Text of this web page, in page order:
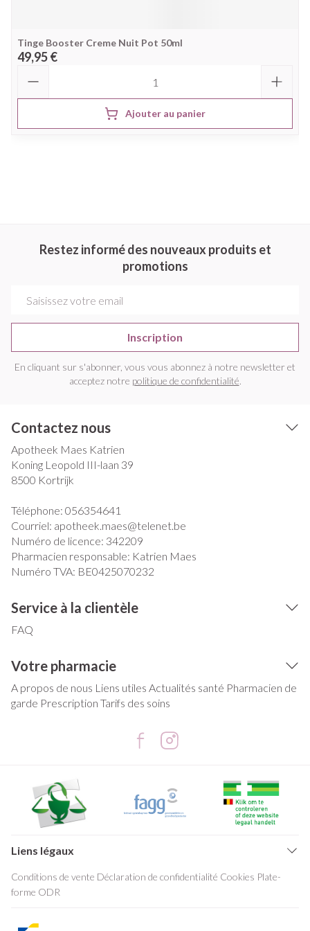
Tinge Booster Creme Nuit Pot 50ml
49,95 €
Ajouter au panier
Restez informé des nouveaux produits et
promotions
Inscription
En cliquant sur s'abonner, vous vous abonnez à notre newsletter et
acceptez notre politique de confidentialité.
Contactez nous
Apotheek Maes Katrien
Koning Leopold III-laan 39
8500 Kortrijk
Téléphone: 056354641
Courriel: apotheek.maes@telenet.be
Numéro de licence: 342209
Pharmacien responsable: Katrien Maes
Numéro TVA: BE0425070232
Service à la clientèle
FAQ
Votre pharmacie
A propos de nous Liens utiles Actualités santé Pharmacien de
garde Prescription Tarifs des soins
Liens légaux
Conditions de vente Déclaration de confidentialité Cookies Plate-
forme ODR